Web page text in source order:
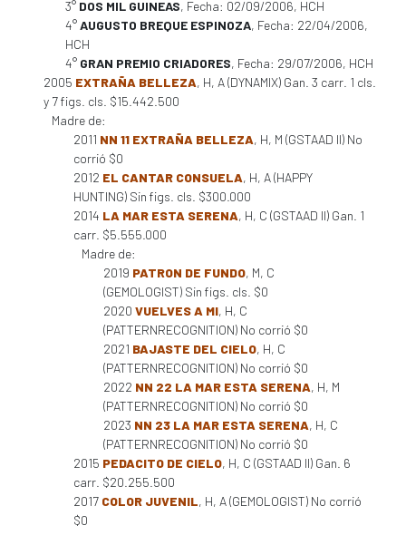
3° DOS MIL GUINEAS, Fecha: 02/09/2006, HCH
4°AUGUSTO BREQUE ESPINOZA, Fecha: 22/04/2006,
HCH
4° GRAN PREMIO CRIADORES, Fecha: 29/07/2006, HCH
2005 EXTRAÑA BELLEZA, H, A (DYNAMIX) Gan. 3 carr. 1 cls.
y 7 figs. cls. $15.442.500
Madre de:
2011 NN 11 EXTRAÑA BELLEZA, H, M (GSTAAD II) No
corrió $0
2012 EL CANTAR CONSUELA, H, A (HAPPY
HUNTING) Sin figs. cls. $300.000
2014 LA MAR ESTA SERENA, H, C (GSTAAD II) Gan. 1
carr. $5.555.000
Madre de:
2019 PATRON DE FUNDO, M, C
(GEMOLOGIST) Sin figs. cls. $0
2020 VUELVES A MI, H, C
(PATTERNRECOGNITION) No corrió $0
2021 BAJASTE DEL CIELO, H, C
(PATTERNRECOGNITION) No corrió $0
2022 NN 22 LA MAR ESTA SERENA, H, M
(PATTERNRECOGNITION) No corrió $0
2023 NN 23 LA MAR ESTA SERENA, H, C
(PATTERNRECOGNITION) No corrió $0
2015 PEDACITO DE CIELO, H, C (GSTAAD II) Gan. 6
carr. $20.255.500
2017 COLOR JUVENIL, H, A (GEMOLOGIST) No corrió
$0